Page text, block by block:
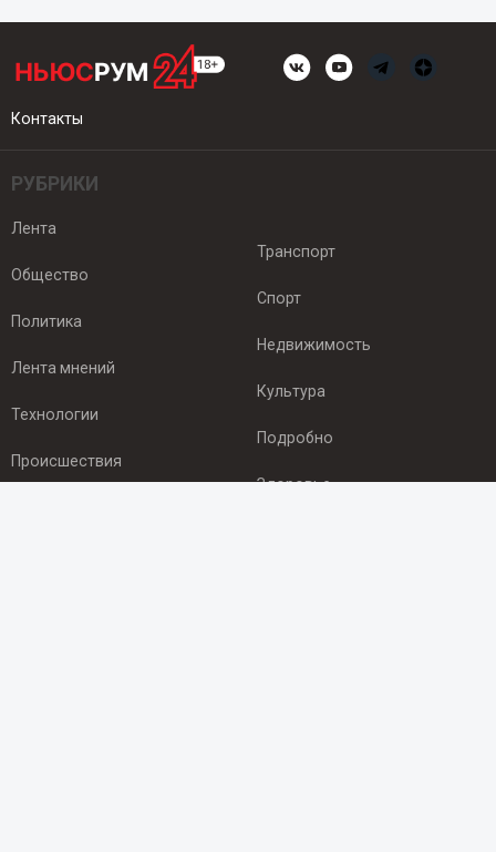
Контакты
РУБРИКИ
Лента
Общество
Политика
Лента мнений
Технологии
Происшествия
Транспорт
Спорт
Недвижимость
Культура
Подробно
Здоровье